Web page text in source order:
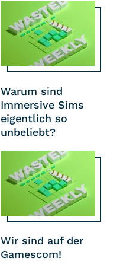
Warum sind
Immersive Sims
eigentlich so
unbeliebt?
Wir sind auf der
Gamescom!